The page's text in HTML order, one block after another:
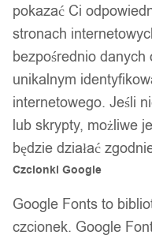
pokazać Ci
stronach
bezpośrednio danych
unikalnym
internetowego. Jeśli
lub skrypty, możliwe
będzie działać
Czcionki Google
Google Fonts to
czcionek. Google